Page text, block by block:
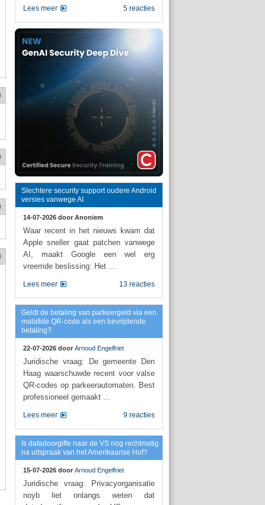
5 reacties
Lees meer
Slechtere security support oudere Android
versies vanwege AI
14-07-2026 door Anoniem
Waar recent in het nieuws kwam dat
Apple sneller gaat patchen vanwege
AI, maakt Google een wel erg
vreemde beslissing: Het ...
13 reacties
Lees meer
Geldt de betaling van parkeergeld via een
malafide QR-code als een bevrijdende
betaling?
22-07-2026 door Arnoud Engelfriet
Juridische vraag: De gemeente Den
Haag waarschuwde recent voor valse
QR-codes op parkeerautomaten. Best
professioneel gemaakt ...
9 reacties
Lees meer
Is datadoorgifte naar de VS nog rechtmatig
na uitspraak van het Amerikaanse Hof?
15-07-2026 door Arnoud Engelfriet
Juridische vraag: Privacyorganisatie
noyb liet onlangs weten dat